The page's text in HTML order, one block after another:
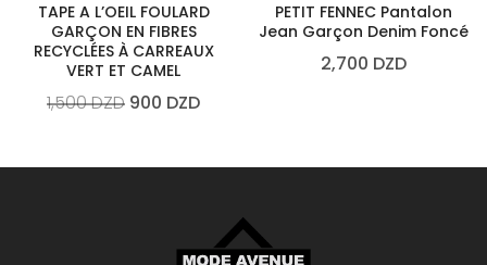
TAPE A L’OEIL FOULARD
GARÇON EN FIBRES
RECYCLÉES À CARREAUX
VERT ET CAMEL
1,500DZD 900 DZD
PETIT FENNEC Pantalon
Jean Garçon Denim Foncé
2,700 DZD